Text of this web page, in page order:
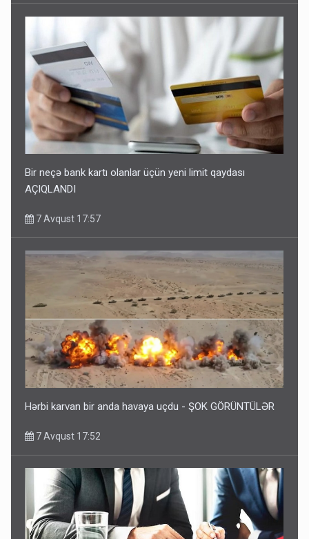
Bir neçə bank kartı olanlar üçün yeni limit qaydası
AÇIQLANDI
7 Avqust 17:57
Hərbi karvan bir anda havaya uçdu - ŞOK GÖRÜNTÜLƏR
7 Avqust 17:52